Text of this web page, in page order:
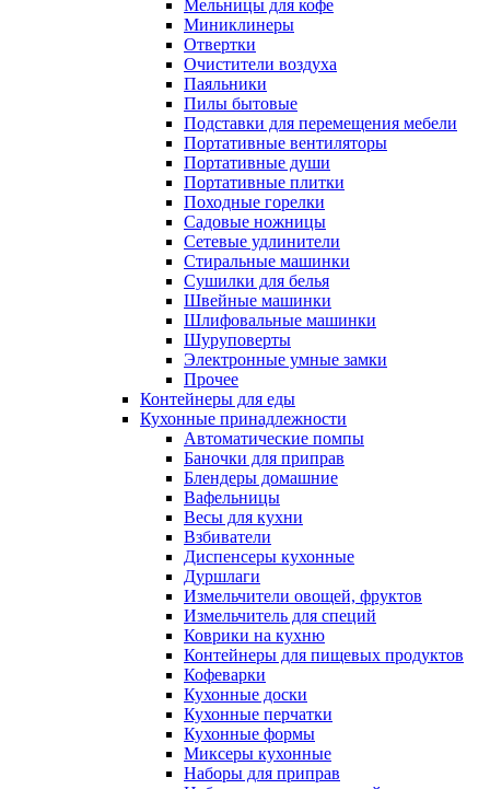
Мельницы для кофе
Миниклинеры
Отвертки
Очистители воздуха
Паяльники
Пилы бытовые
Подставки для перемещения мебели
Портативные вентиляторы
Портативные души
Портативные плитки
Походные горелки
Садовые ножницы
Сетевые удлинители
Стиральные машинки
Сушилки для белья
Швейные машинки
Шлифовальные машинки
Шуруповерты
Электронные умные замки
Прочее
Контейнеры для еды
Кухонные принадлежности
Автоматические помпы
Баночки для приправ
Блендеры домашние
Вафельницы
Весы для кухни
Взбиватели
Диспенсеры кухонные
Дуршлаги
Измельчители овощей, фруктов
Измельчитель для специй
Коврики на кухню
Контейнеры для пищевых продуктов
Кофеварки
Кухонные доски
Кухонные перчатки
Кухонные формы
Миксеры кухонные
Наборы для приправ